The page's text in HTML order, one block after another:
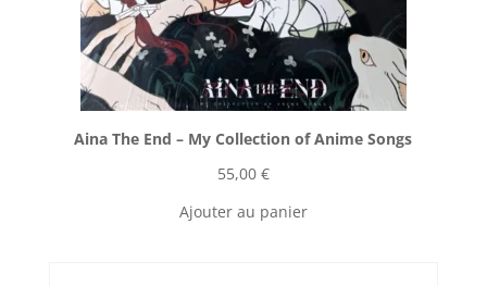
Aina The End ‎– My Collection of Anime Songs
55,00 €
Ajouter au panier